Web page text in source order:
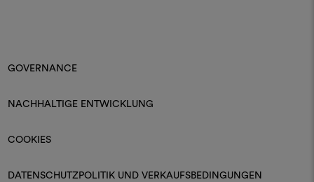
GOVERNANCE
NACHHALTIGE ENTWICKLUNG
COOKIES
DATENSCHUTZPOLITIK UND VERKAUFSBEDINGUNGEN